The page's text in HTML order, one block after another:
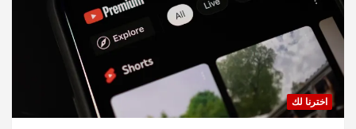
اخترنا لك